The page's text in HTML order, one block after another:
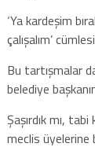
‘Ya kardeşim
çalışalım’
Bu tartışmalar
belediye
Şaşırdık mı,
meclis üyelerine